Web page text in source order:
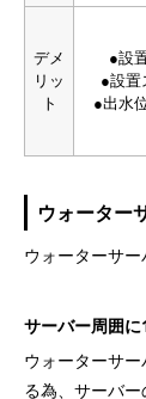
デメ
リッ
ト
●設
●設置
●出水
ウォーター
ウォーターサー
サーバー周囲
ウォーターサ
る為、サーバ